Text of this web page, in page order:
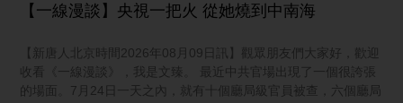
【一線漫談】央視一把火 從她燒到中南海
【新唐人北京時間2026年08月09日訊】觀眾朋友們大家好，歡迎
收看《一線漫談》，我是文臻。 最近中共官場出現了一個很誇張
的場面。7月24日一天之內，就有十個廳局級官員被查，六個廳局